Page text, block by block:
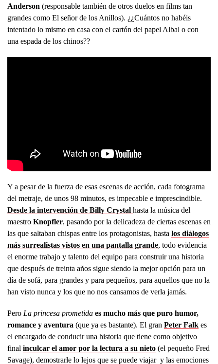
Anderson (responsable también de otros duelos en films tan
grandes como El señor de los Anillos). ¿¿Cuántos no habéis
intentado lo mismo en casa con el cartón del papel Albal o con
una espada de los chinos??
Y a pesar de la fuerza de esas escenas de acción, cada fotograma
del metraje, de unos 98 minutos, es impecable e imprescindible.
Desde la intervención de Billy Crystal hasta la música del
maestro Knopfler, pasando por la delicadeza de ciertas escenas en
las que saltaban chispas entre los protagonistas, hasta los diálogos
más surrealistas vistos en una pantalla grande, todo evidencia
el enorme trabajo y talento del equipo para construir una historia
que después de treinta años sigue siendo la mejor opción para un
día de sofá, para grandes y para pequeños, para aquellos que no la
han visto nunca y los que no nos cansamos de verla jamás.
Pero La princesa prometida es mucho más que puro humor,
romance y aventura (que ya es bastante). El gran Peter Falk es
el encargado de conducir una historia que tiene como objetivo
final inculcar el amor por la lectura a su nieto (el pequeño Fred
Savage), demostrarle lo lejos que se puede viajar y las emociones